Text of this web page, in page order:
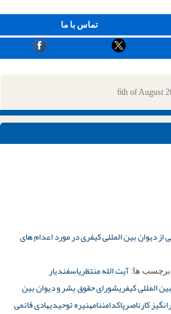
تماس با ما
6th of August
ایرانی از دیوان بین المللی کیفری در مورد اعدام های
برچسب ها: آیت الله منتظریاسفندیار
المللی کیفریشورای حقوق بشر و دیوان بین
کارناصرپاکدامننامهنیره توحیدیهادی قائمی